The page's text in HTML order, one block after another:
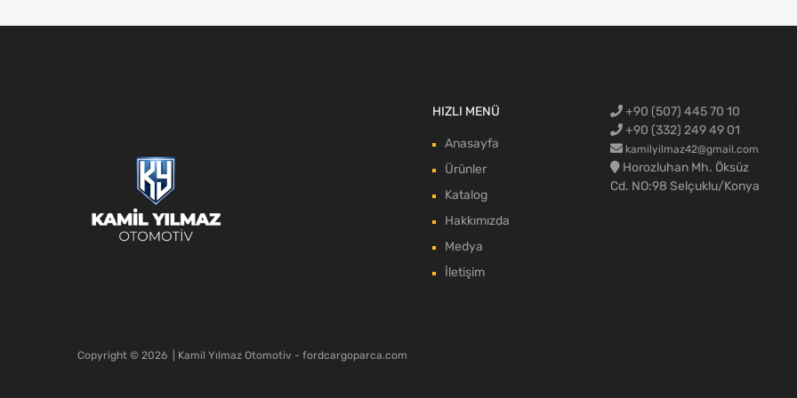
HIZLI MENÜ
Anasayfa
Ürünler
Katalog
Hakkımızda
Medya
İletişim
+90 (507) 445 70 10
+90 (332) 249 49 01
kamilyilmaz42@gmail.com
Horozluhan Mh. Öksüz
Cd. NO:98 Selçuklu/Konya
Copyright © 2026 | Kamil Yılmaz Otomotiv - fordcargoparca.com